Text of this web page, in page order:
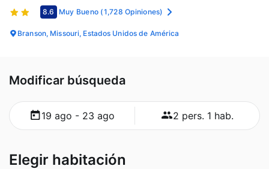
8.6 Muy Bueno (1,728 Opiniones)
Branson, Missouri, Estados Unidos de América
Modificar búsqueda
19 ago - 23 ago 2 pers. 1 hab.
Elegir habitación